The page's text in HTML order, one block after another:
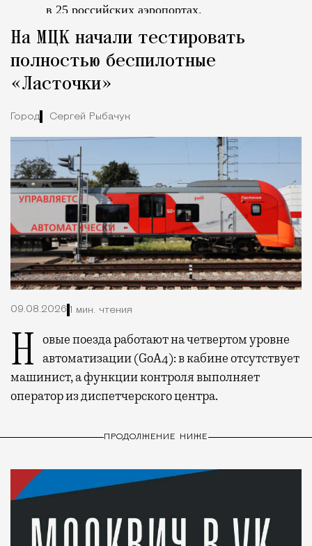
в 25 российских аэропортах.
На МЦК начали тестировать
полностью беспилотные
«Ласточки»
Город Сергей Рыбачук
09.08.2026 1 мин. чтения
Новые поезда работают на четвертом уровне автоматизации (GoA4): в кабине отсутствует
машинист, а функции контроля выполняет
оператор из диспетчерского центра.
ПРОДОЛЖЕНИЕ НИЖЕ